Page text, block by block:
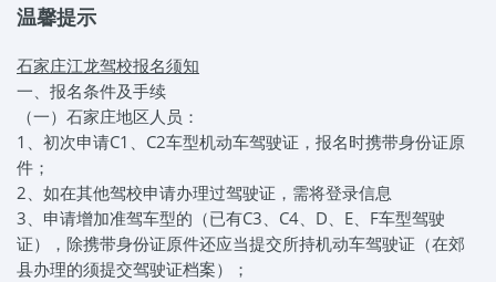
温馨提示
石家庄江龙驾校报名须知
一、报名条件及手续
（一）石家庄地区人员：
1、初次申请C1、C2车型机动车驾驶证，报名时携带身份证原
件；
2、如在其他驾校申请办理过驾驶证，需将登录信息
3、申请增加准驾车型的（已有C3、C4、D、E、F车型驾驶
证），除携带身份证原件还应当提交所持机动车驾驶证（在郊
县办理的须提交驾驶证档案）；